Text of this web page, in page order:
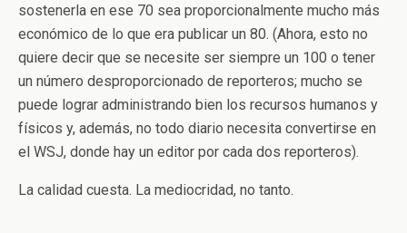
sostenerla en ese 70 sea proporcionalmente mucho más
económico de lo que era publicar un 80. (Ahora, esto no
quiere decir que se necesite ser siempre un 100 o tener
un número desproporcionado de reporteros; mucho se
puede lograr administrando bien los recursos humanos y
físicos y, además, no todo diario necesita convertirse en
el WSJ, donde hay un editor por cada dos reporteros).
La calidad cuesta. La mediocridad, no tanto.